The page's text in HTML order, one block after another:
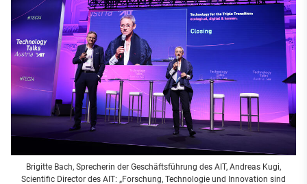
Brigitte Bach, Sprecherin der Geschäftsführung des AIT, Andreas Kugi,
Scientific Director des AIT: „Forschung, Technologie und Innovation sind